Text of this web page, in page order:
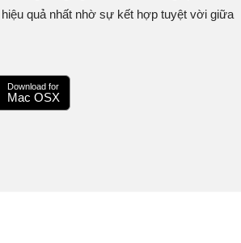
quả nhất nhờ sự kết hợp tuyệt vời giữa
Download for
Mac OSX